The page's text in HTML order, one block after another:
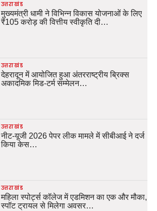
उत्तराखंड
मुख्यमंत्री धामी ने विभिन्न विकास योजनाओं के लिए
₹105 करोड़ की वित्तीय स्वीकृति दी…
उत्तराखंड
देहरादून में आयोजित हुआ अंतरराष्ट्रीय ब्रिक्स
अकादमिक मिड-टर्म सम्मेलन…
उत्तराखंड
नीट-यूजी 2026 पेपर लीक मामले में सीबीआई ने दर्ज
किया केस…
उत्तराखंड
महिला स्पोर्ट्स कॉलेज में एडमिशन का एक और मौका,
स्पॉट ट्रायल से मिलेगा अवसर…